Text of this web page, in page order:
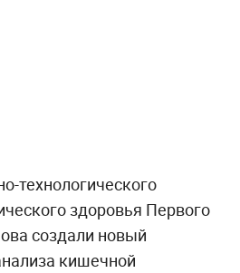
технологического
здоровья Первого
создали новый
кишечной